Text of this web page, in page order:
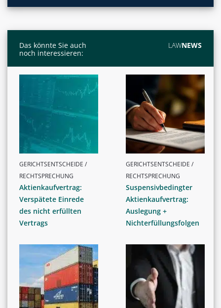
Das könnte Sie auch
noch interessieren:
LAWNEWS
GERICHTSENTSCHEIDE /
RECHTSPRECHUNG
Aktienkaufvertrag:
Verspätete Einrede
des nicht erfüllten
Vertrags
GERICHTSENTSCHEIDE /
RECHTSPRECHUNG
Suspensivbedingter
Aktienkaufvertrag:
Auslegung +
Nichterfüllungsfolgen